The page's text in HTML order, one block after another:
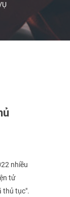
nhiều
tử
thủ tục".